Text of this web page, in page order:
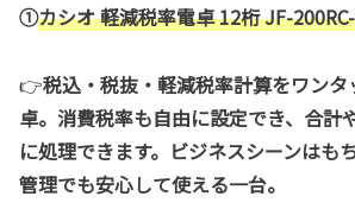
①カシオ 軽減税率電卓 12桁 JF-
👉税込・税抜・軽減税率計算をワン
卓。消費税率も自由に設定でき、合計
に処理できます。ビジネスシーンはも
管理でも安心して使える一台。